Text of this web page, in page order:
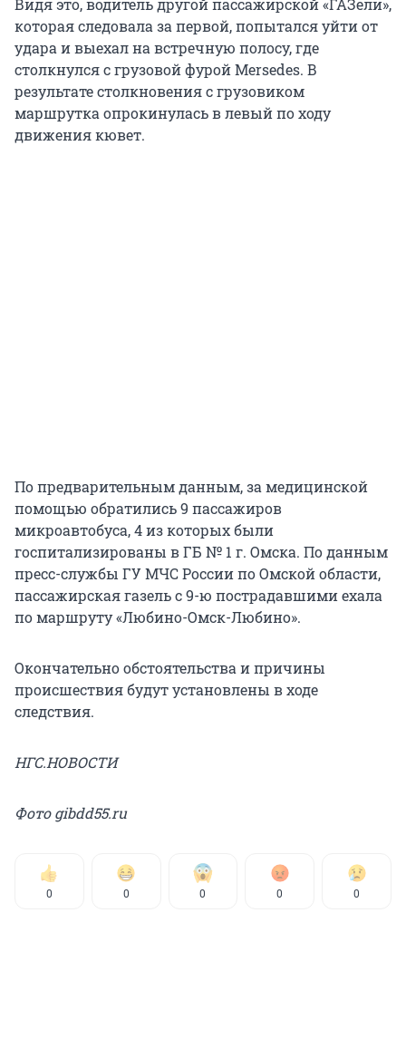
которая следовала за первой, попытался уйти от
удара и выехал на встречную полосу, где
столкнулся с грузовой фурой Mersedes. В
результате столкновения с грузовиком
маршрутка опрокинулась в левый по ходу
движения кювет.
По предварительным данным, за медицинской
помощью обратились 9 пассажиров
микроавтобуса, 4 из которых были
госпитализированы в ГБ № 1 г. Омска. По данным
пресс-службы ГУ МЧС России по Омской области,
пассажирская газель с 9-ю пострадавшими ехала
по маршруту «Любино-Омск-Любино».
Окончательно обстоятельства и причины
происшествия будут установлены в ходе
следствия.
НГС.НОВОСТИ
Фото gibdd55.ru
0 0 0 0 0